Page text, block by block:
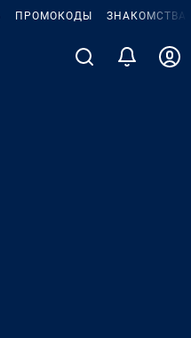
ПРОМОКОДЫ ЗНАКОМСТВА